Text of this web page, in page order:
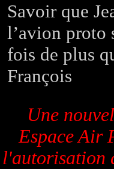
Savoir que
l’avion proto
fois de plus
François
Une
Espace Air
l'autorisation